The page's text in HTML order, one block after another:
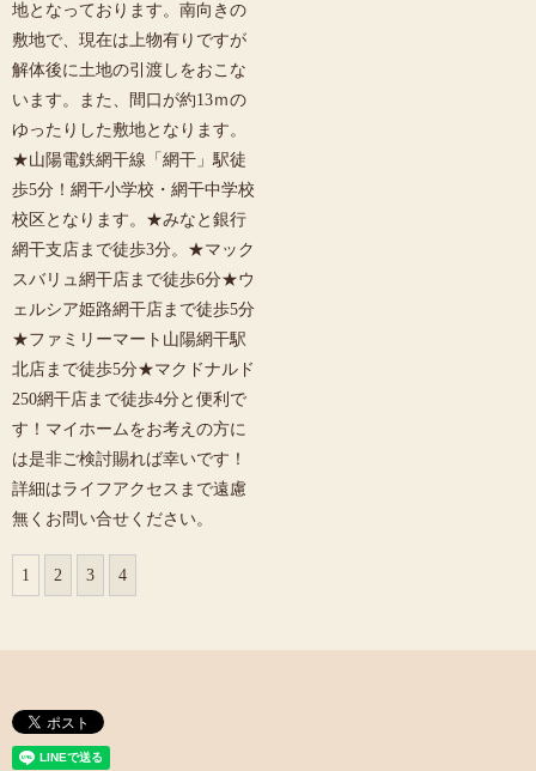
地となっております。南向きの
敷地で、現在は上物有りですが
解体後に土地の引渡しをおこな
います。また、間口が約13ｍの
ゆったりした敷地となります。
★山陽電鉄網干線「網干」駅徒
歩5分！網干小学校・網干中学校
校区となります。★みなと銀行
網干支店まで徒歩3分。★マック
スバリュ網干店まで徒歩6分★ウ
ェルシア姫路網干店まで徒歩5分
★ファミリーマート山陽網干駅
北店まで徒歩5分★マクドナルド
250網干店まで徒歩4分と便利で
す！マイホームをお考えの方に
は是非ご検討賜れば幸いです！
詳細はライフアクセスまで遠慮
無くお問い合せください。
1 2 3 4